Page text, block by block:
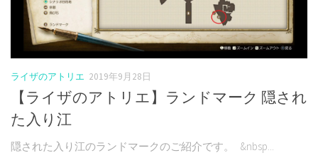
ライザのアトリエ 2019年9月28日
【ライザのアトリエ】ランドマーク 隠され
た入り江
隠された入り江のランドマークのご紹介です。 &nbsp...